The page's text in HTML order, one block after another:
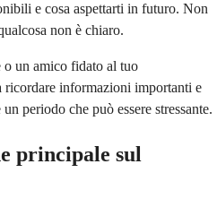
e cosa aspettarti in futuro. Non
non è chiaro.
un amico fidato al tuo
ricordare informazioni importanti e
periodo che può essere stressante.
principale sul